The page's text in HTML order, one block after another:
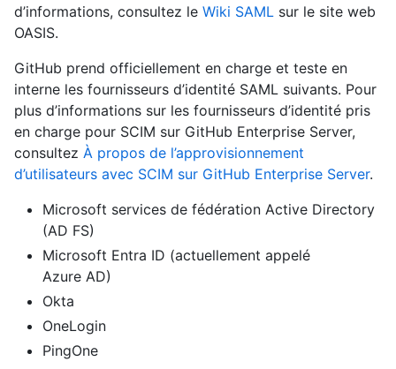
d’informations, consultez le Wiki SAML sur le site web
OASIS.
GitHub prend officiellement en charge et teste en
interne les fournisseurs d’identité SAML suivants. Pour
plus d’informations sur les fournisseurs d’identité pris
en charge pour SCIM sur GitHub Enterprise Server,
consultez À propos de l’approvisionnement
d’utilisateurs avec SCIM sur GitHub Enterprise Server.
Microsoft services de fédération Active Directory
(AD FS)
Microsoft Entra ID (actuellement appelé
Azure AD)
Okta
OneLogin
PingOne